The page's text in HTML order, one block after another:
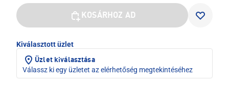
KOSÁRHOZ AD
Kiválasztott üzlet
Üzlet kiválasztása
Válassz ki egy üzletet az elérhetőség megtekintéséhez